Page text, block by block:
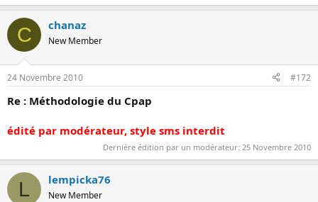
C chanaz
New Member
24 Novembre 2010 #172
Re : Méthodologie du Cpap
édité par modérateur, style sms interdit
Dernière édition par un modérateur: 25 Novembre 2010
L lempicka76
New Member